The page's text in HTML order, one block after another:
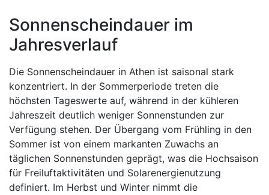
Sonnenscheindauer im
Jahresverlauf
Die Sonnenscheindauer in Athen ist saisonal stark
konzentriert. In der Sommerperiode treten die
höchsten Tageswerte auf, während in der kühleren
Jahreszeit deutlich weniger Sonnenstunden zur
Verfügung stehen. Der Übergang vom Frühling in den
Sommer ist von einem markanten Zuwachs an
täglichen Sonnenstunden geprägt, was die Hochsaison
für Freiluftaktivitäten und Solarenergienutzung
definiert. Im Herbst und Winter nimmt die